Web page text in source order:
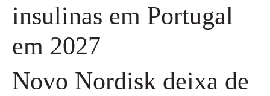
insulinas em Portugal
em 2027
Novo Nordisk deixa de